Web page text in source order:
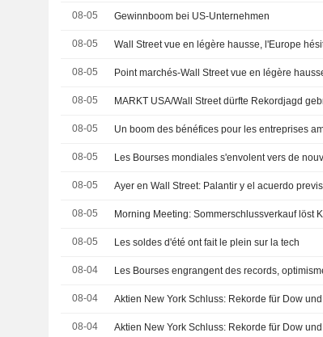
08-05 Gewinnboom bei US-Unternehmen
08-05
08-05
08-05 MARKT USA/Wall Street dürfte Rekordjagd
08-05 Un boom des bénéfices pour les entreprises
08-05 Les Bourses mondiales s'envolent vers de
08-05 Ayer en Wall Street: Palantir y el acuerdo
08-05 Morning Meeting: Sommerschlussverkauf löst
08-05 Les soldes d'été ont fait le plein sur la tech
08-04 Les Bourses engrangent des records,
08-04 Aktien New York Schluss: Rekorde für Dow
08-04